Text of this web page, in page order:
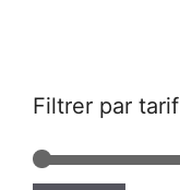
Filtrer par tarif